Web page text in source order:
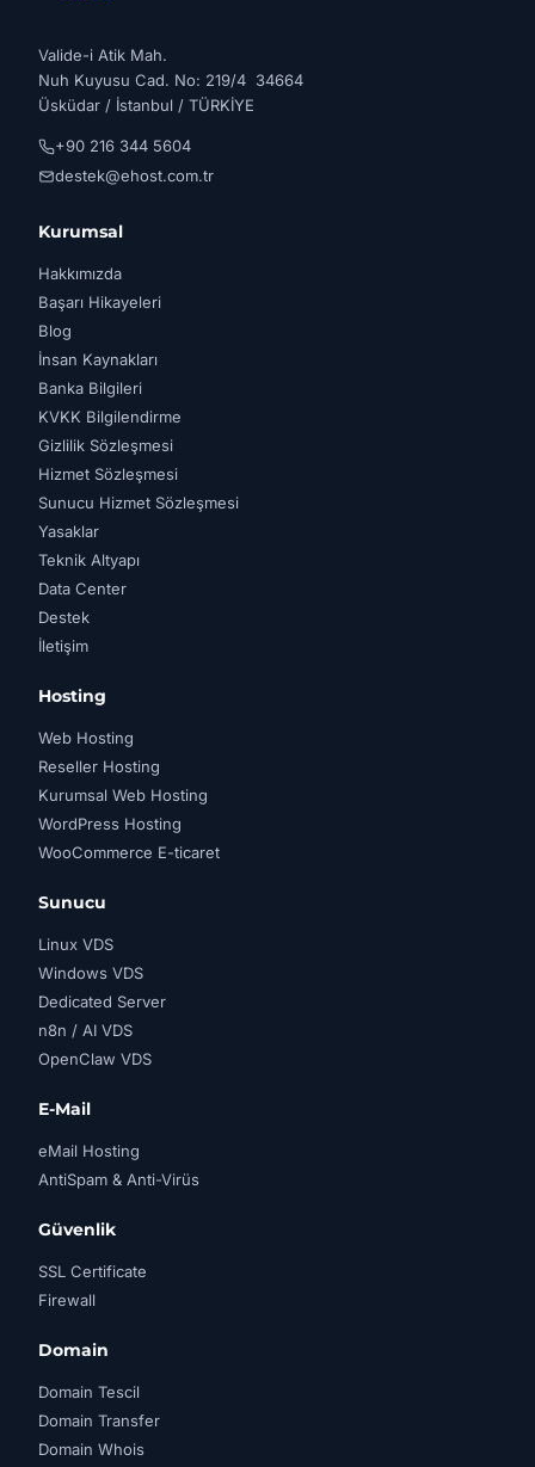
Valide-i Atik Mah.
Nuh Kuyusu Cad. No: 219/4 34664
Üsküdar / İstanbul / TÜRKİYE
+90 216 344 5604
destek@ehost.com.tr
Kurumsal
Hakkımızda
Başarı Hikayeleri
Blog
İnsan Kaynakları
Banka Bilgileri
KVKK Bilgilendirme
Gizlilik Sözleşmesi
Hizmet Sözleşmesi
Sunucu Hizmet Sözleşmesi
Yasaklar
Teknik Altyapı
Data Center
Destek
İletişim
Hosting
Web Hosting
Reseller Hosting
Kurumsal Web Hosting
WordPress Hosting
WooCommerce E-ticaret
Sunucu
Linux VDS
Windows VDS
Dedicated Server
n8n / AI VDS
OpenClaw VDS
E-Mail
eMail Hosting
AntiSpam & Anti-Virüs
Güvenlik
SSL Certificate
Firewall
Domain
Domain Tescil
Domain Transfer
Domain Whois